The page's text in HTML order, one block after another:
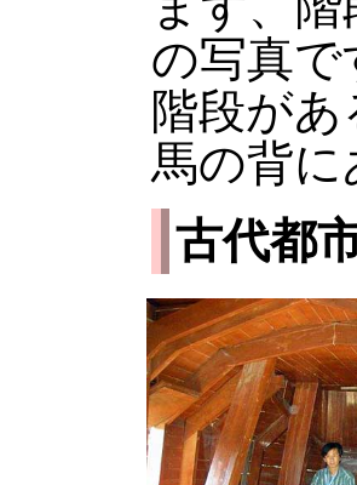
の写真
階段が
馬の背
古代都